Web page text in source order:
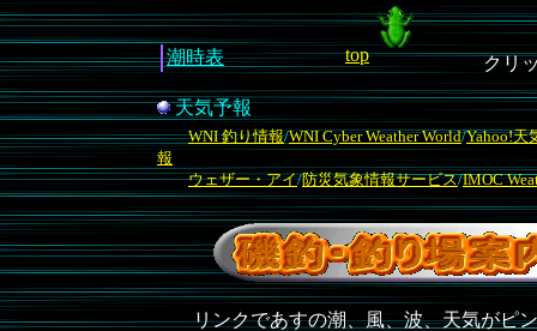
天気予報
WNI 釣り情報/WNI Cyber Weather World/Yahoo!天
報
ウェザー・アイ/防災気象情報サービス/IMOC
潮時表 top
リンクであすの潮、風、波、天気がピ
クリ